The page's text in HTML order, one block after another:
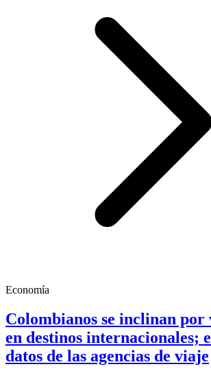
Economía
Colombianos se inclinan por
en destinos internacionales;
datos de las agencias de viaje